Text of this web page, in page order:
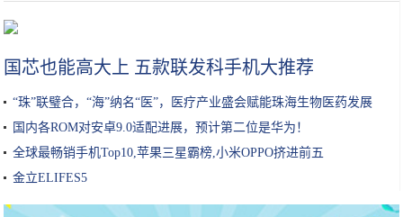
国芯也能高大上 五款联发科手机大推荐
“珠”联璧合，“海”纳名“医”，医疗产业盛会赋能珠海生物医药发展
国内各ROM对安卓9.0适配进展，预计第二位是华为！
全球最畅销手机Top10,苹果三星霸榜,小米OPPO挤进前五
金立ELIFES5